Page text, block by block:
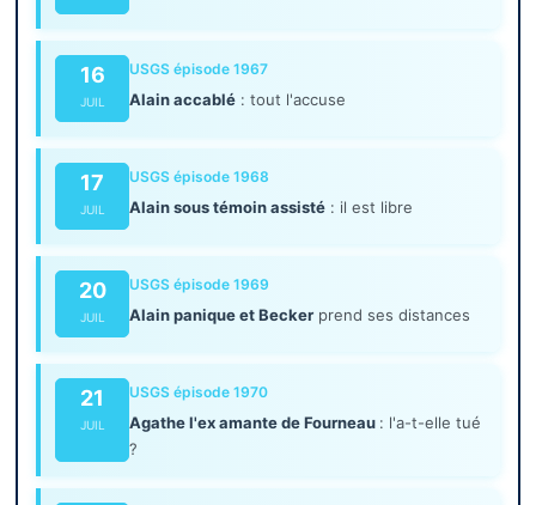
16
JUIL
USGS épisode 1967
Alain accablé : tout l'accuse
17
JUIL
USGS épisode 1968
Alain sous témoin assisté : il est libre
20
JUIL
USGS épisode 1969
Alain panique et Becker prend ses distances
21
JUIL
USGS épisode 1970
Agathe l'ex amante de Fourneau : l'a-t-elle tué
?